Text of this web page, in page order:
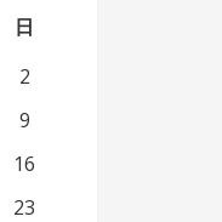
日
2
9
16
23